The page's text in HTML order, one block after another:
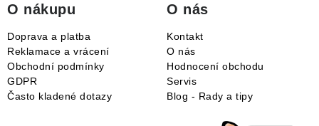
O nákupu
Doprava a platba
Reklamace a vrácení
Obchodní podmínky
GDPR
Často kladené dotazy
O nás
Kontakt
O nás
Hodnocení obchodu
Servis
Blog - Rady a tipy